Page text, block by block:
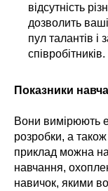
відсутність
дозволить
пул талантів і
співробітників.
Показники
Вони вимірюють
розробки, а
приклад можна
навчання,
навичок, якими